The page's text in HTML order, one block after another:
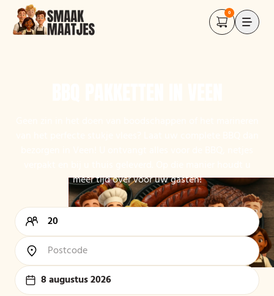
0
meer tijd over voor uw gasten!
8 augustus 2026